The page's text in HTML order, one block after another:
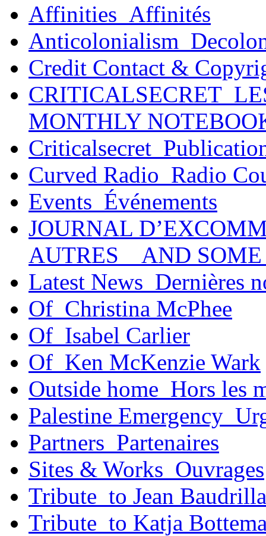
Affinities_Affinités
Credit Contact &
MONTHLY
Curved Radio_Radio
Events_Événements
JOURNAL
AUTRES _ AND
Latest News_Dernières
Of_Christina McPhee
Of_Isabel Carlier
Of_Ken McKenzie Wark
Outside home_Hors les
Palestine
Partners_Partenaires
Sites & Works_Ouvrages
Tribute_to Jean
Tribute_to Katja